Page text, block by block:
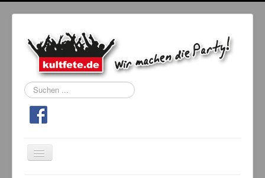
Suchen
...
Navigation
an/aus